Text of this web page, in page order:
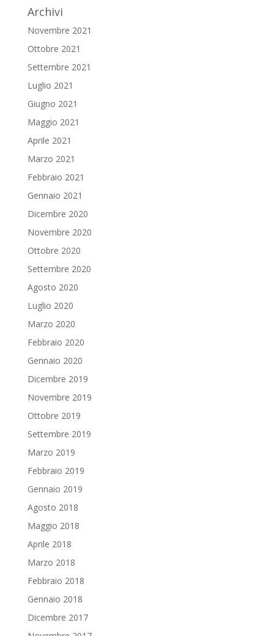
Archivi
Novembre 2021
Ottobre 2021
Settembre 2021
Luglio 2021
Giugno 2021
Maggio 2021
Aprile 2021
Marzo 2021
Febbraio 2021
Gennaio 2021
Dicembre 2020
Novembre 2020
Ottobre 2020
Settembre 2020
Agosto 2020
Luglio 2020
Marzo 2020
Febbraio 2020
Gennaio 2020
Dicembre 2019
Novembre 2019
Ottobre 2019
Settembre 2019
Marzo 2019
Febbraio 2019
Gennaio 2019
Agosto 2018
Maggio 2018
Aprile 2018
Marzo 2018
Febbraio 2018
Gennaio 2018
Dicembre 2017